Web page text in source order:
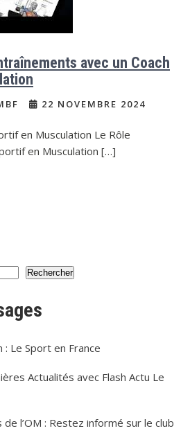
avec un Coach
22 NOVEMBRE 2024
en Musculation Le Rôle
en Musculation […]
Rechercher
Le Sport en France
Actualités avec Flash Actu Le
l’OM : Restez informé sur le club